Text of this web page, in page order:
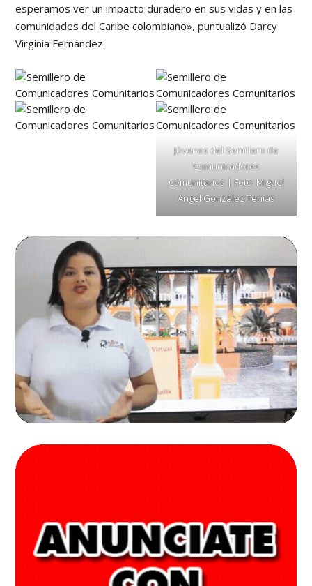
esperamos ver un impacto duradero en sus vidas y en las
comunidades del Caribe colombiano», puntualizó Darcy
Virginia Fernández.
Jóvenes del Semillero de
Comunicadores
Comunitarios | Foto: Miguel
Ángel González Tenias